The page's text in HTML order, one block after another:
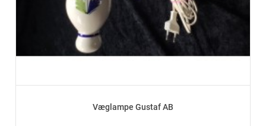
Væglampe Gustaf AB